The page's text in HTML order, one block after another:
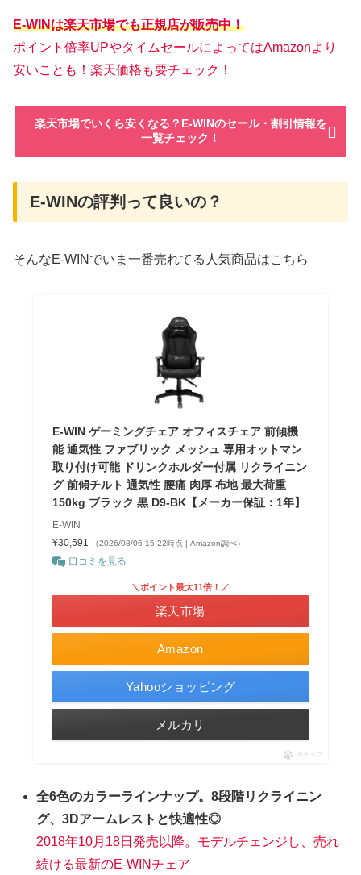
E-WINは楽天市場でも正規店が販売中！
ポイント倍率UPやタイムセールによってはAmazonより
安いことも！楽天価格も要チェック！
楽天市場でいくら安くなる？E-WINのセール・割引情報を
一覧チェック！
E-WINの評判って良いの？
そんなE-WINでいま一番売れてる人気商品はこちら
E-WIN ゲーミングチェア オフィスチェア 前傾機
能 通気性 ファブリック メッシュ 専用オットマン
取り付け可能 ドリンクホルダー付属 リクライニン
グ 前傾チルト 通気性 腰痛 肉厚 布地 最大荷重
150kg ブラック 黒 D9-BK【メーカー保証：1年】
E-WIN
¥30,591
（2026/08/06 15:22時点 | Amazon調べ）
口コミを見る
Amazon
＼ポイント最大11倍！／
楽天市場
Yahooショッピング
メルカリ
ポチップ
全6色のカラーラインナップ。8段階リクライニン
グ、3Dアームレストと快適性◎
2018年10月18日発売以降。モデルチェンジし、売れ
続ける最新のE-WINチェア